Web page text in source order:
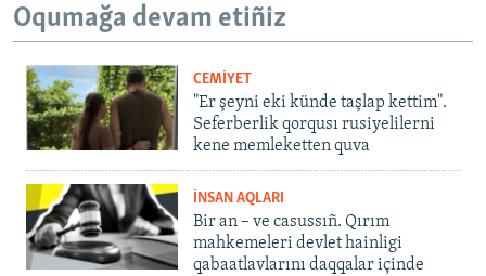
Oqumağa devam etiñiz
CEMİYET
"Er şeyni eki künde taşlap kettim".
Seferberlik qorqusı rusiyelilerni
kene memleketten quva
İNSAN AQLARI
Bir an – ve casussıñ. Qırım
mahkemeleri devlet hainligi
qabaatlavlarını daqqalar içinde